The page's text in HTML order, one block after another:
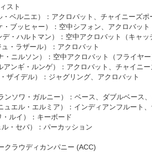
スト
ベルニエ）：アクロバット、チャイニーズポ
ブッヒャー）：空中シフォン、アクロバット
・ハルトマン）：空中アクロバット（キャッ
・ラザール）：アクロバット
ニルソン）：空中アクロバット（フライヤー
アンギ・ルンゲ）：アクロバット、チャイニ
ザイデル）：ジャグリング、アクロバット
ンソワ・ガルニー）：ベース、ダブルベース
ュエル・エルミア）：インディアンフルート
ルイ）：キーボード
・セバ）：パーカッション
クラウディカンパニー (ACC)